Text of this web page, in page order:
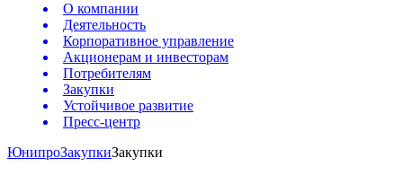
О компании
Деятельность
Корпоративное управление
Акционерам и инвесторам
Потребителям
Закупки
Устойчивое развитие
Пресс-центр
ЮнипроЗакупкиЗакупки